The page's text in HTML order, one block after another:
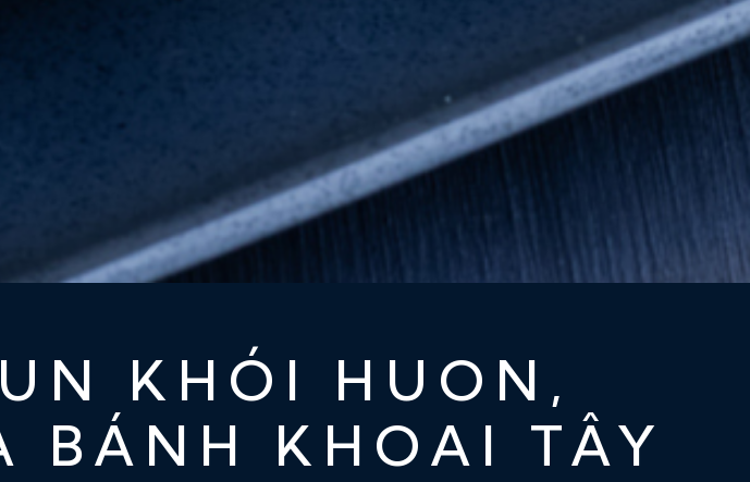
KHÓI HUON,
BÁNH KHOAI TÂY